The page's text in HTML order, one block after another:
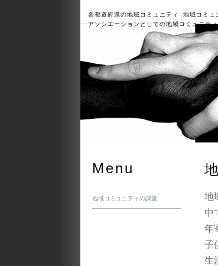
各都道府県の地域コミュニティ 地域コミュ
アソシエーションとしての地域コミュニティ
Menu
地域コミュニティの課題
地
中
年
子
生